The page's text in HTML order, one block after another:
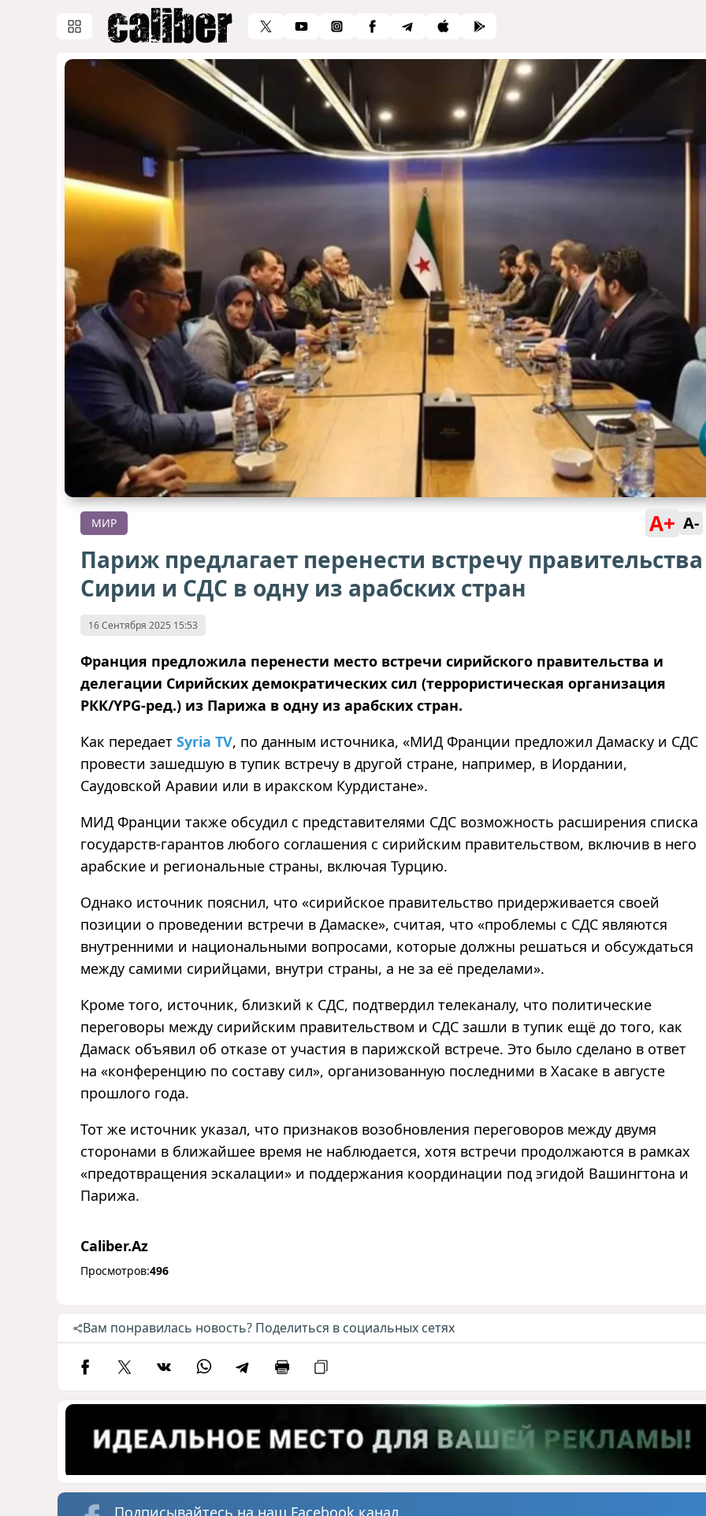
МИР A+ A-
Париж предлагает перенести встречу правительства
Сирии и СДС в одну из арабских стран
16 Сентября 2025 15:53
Франция предложила перенести место встречи сирийского правительства и
делегации Сирийских демократических сил (террористическая организация
РКК/YPG-ред.) из Парижа в одну из арабских стран.
Как передает Syria TV, по данным источника, «МИД Франции предложил Дамаску и СДС
провести зашедшую в тупик встречу в другой стране, например, в Иордании,
Саудовской Аравии или в иракском Курдистане».
МИД Франции также обсудил с представителями СДС возможность расширения списка
государств-гарантов любого соглашения с сирийским правительством, включив в него
арабские и региональные страны, включая Турцию.
Однако источник пояснил, что «сирийское правительство придерживается своей
позиции о проведении встречи в Дамаске», считая, что «проблемы с СДС являются
внутренними и национальными вопросами, которые должны решаться и обсуждаться
между самими сирийцами, внутри страны, а не за её пределами».
Кроме того, источник, близкий к СДС, подтвердил телеканалу, что политические
переговоры между сирийским правительством и СДС зашли в тупик ещё до того, как
Дамаск объявил об отказе от участия в парижской встрече. Это было сделано в ответ
на «конференцию по составу сил», организованную последними в Хасаке в августе
прошлого года.
Тот же источник указал, что признаков возобновления переговоров между двумя
сторонами в ближайшее время не наблюдается, хотя встречи продолжаются в рамках
«предотвращения эскалации» и поддержания координации под эгидой Вашингтона и
Парижа.
Caliber.Az
Просмотров:496
Вам понравилась новость? Поделиться в социальных сетях
Подписывайтесь на наш Facebook канал